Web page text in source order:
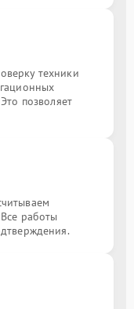
техники
позволяет
работы